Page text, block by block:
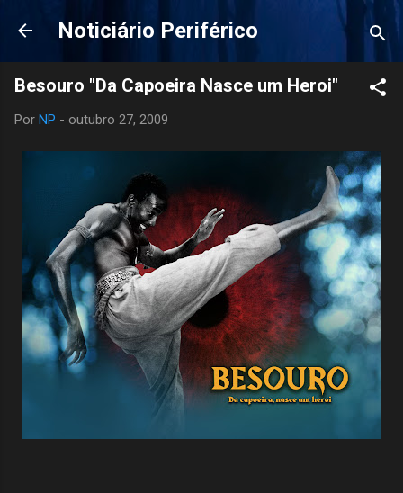
Pular para o conteúdo principal
Noticiário Periférico
Besouro "Da Capoeira Nasce um Heroi"
Por NP - outubro 27, 2009